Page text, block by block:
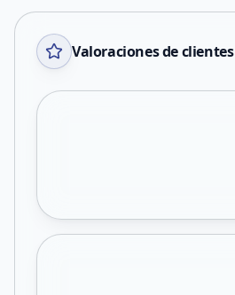
Valoraciones de clientes